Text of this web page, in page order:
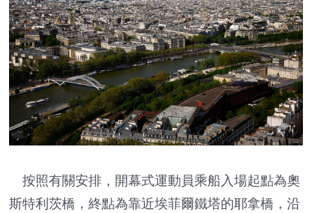
按照有關安排，開幕式運動員乘船入場起點為奧
斯特利茨橋，終點為靠近埃菲爾鐵塔的耶拿橋，沿